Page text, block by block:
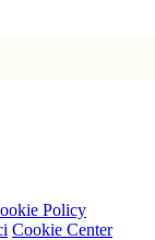
Policy
Cookie Center